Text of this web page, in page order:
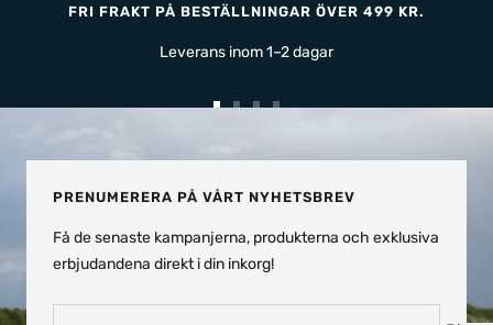
FRI FRAKT PÅ BESTÄLLNINGAR ÖVER 499 KR.
Leverans inom 1–2 dagar
1
2 3 4
PRENUMERERA PÅ VÅRT NYHETSBREV
Få de senaste kampanjerna, produkterna och exklusiva
erbjudandena direkt i din inkorg!